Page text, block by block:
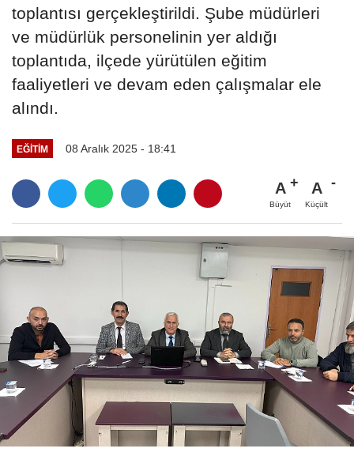
toplantısı gerçekleştirildi. Şube müdürleri
ve müdürlük personelinin yer aldığı
toplantıda, ilçede yürütülen eğitim
faaliyetleri ve devam eden çalışmalar ele
alındı.
EĞITIM 08 Aralık 2025 - 18:41
A
Büyüt
A
Küçült